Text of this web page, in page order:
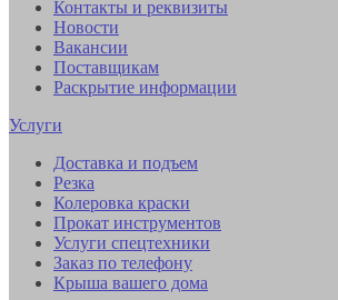
Контакты и реквизиты
Новости
Вакансии
Поставщикам
Раскрытие информации
Услуги
Доставка и подъем
Резка
Колеровка краски
Прокат инструментов
Услуги спецтехники
Заказ по телефону
Крыша вашего дома